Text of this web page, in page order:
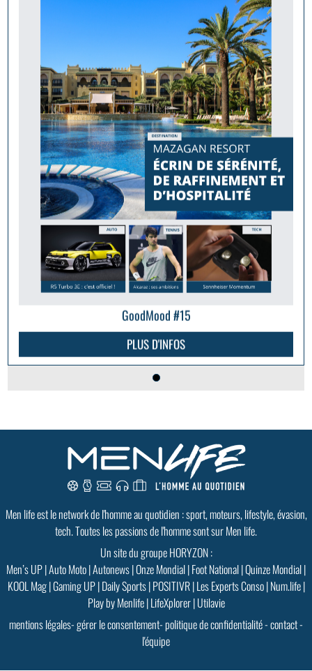
GoodMood #15
PLUS D'INFOS
Men life est le network de l'homme au quotidien : sport, moteurs, lifestyle, évasion,
tech. Toutes les passions de l'homme sont sur Men life.
Un site du groupe HORYZON :
Men’s UP|Auto Moto|Autonews|Onze Mondial|Foot National|Quinze Mondial|
KOOL Mag|Gaming UP|Daily Sports|POSITIVR|Les Experts Conso|Num.life|
Play by Menlife|LifeXplorer|Utilavie
mentions légales-gérer le consentement-politique de confidentialité-contact-
l'équipe